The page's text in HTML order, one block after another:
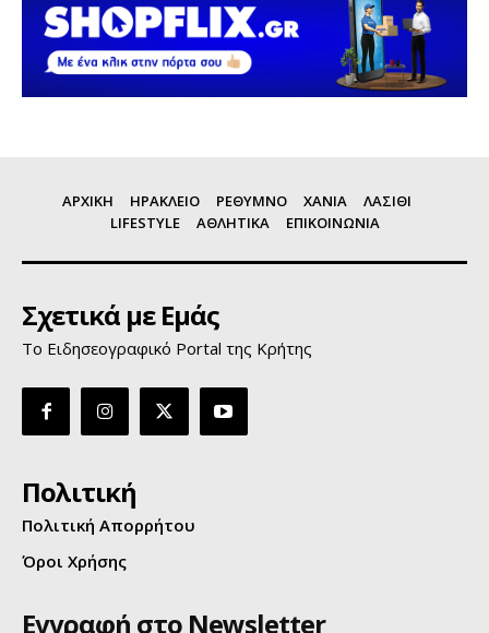
ΑΡΧΙΚΗ ΗΡΑΚΛΕΙΟ ΡΕΘΥΜΝΟ ΧΑΝΙΑ
ΛΑΣΙΘΙ
LIFESTYLE
ΑΘΛΗΤΙΚΑ ΕΠΙΚΟΙΝΩΝΙΑ
Σχετικά με Εμάς
Το Ειδησεογραφικό Portal της Κρήτης
Πολιτική
Πολιτική Απορρήτου
Όροι Χρήσης
Εγγραφή στο Newsletter